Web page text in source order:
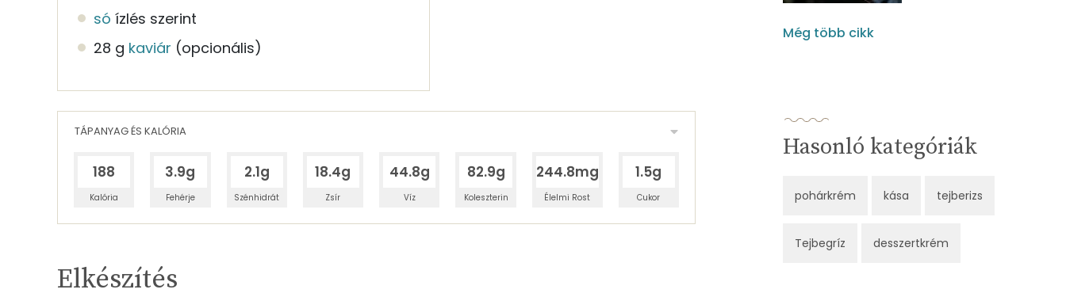
só ízlés szerint
28 g kaviár (opcionális)
TÁPANYAG ÉS KALÓRIA
188
Kalória
3.9g
Fehérje
2.1g
Szénhidrát
18.4g
Zsír
44.8g
Víz
82.9g
Koleszterin
244.8mg
Élelmi Rost
1.5g
Cukor
TÁPANYAGTARTALOM
Elkészítés
Még több cikk
Hasonló kategóriák
pohárkrém kása tejberizs
Tejbegríz desszertkrém